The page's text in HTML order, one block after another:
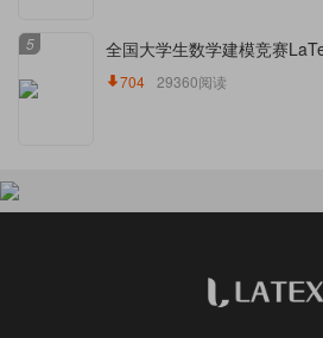
5 全国大学生数学建模竞赛
704 29360阅读